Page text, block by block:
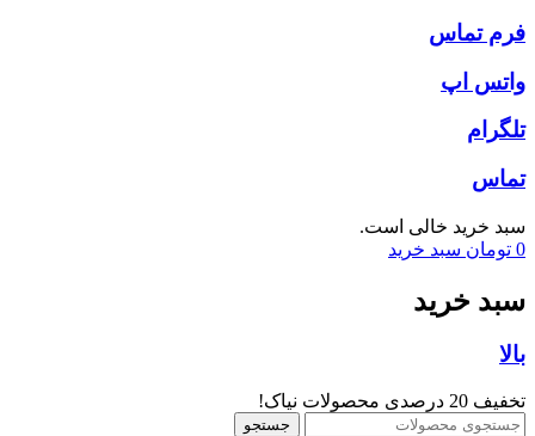
فرم تماس
واتس اپ
تلگرام
تماس
سبد خرید خالی است.
0 تومان سبد خرید
سبد خرید
بالا
تخفیف 20 درصدی محصولات نیاک!
جستجو